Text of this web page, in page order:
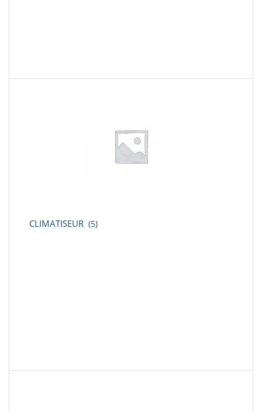
CLIMATISEUR (5)